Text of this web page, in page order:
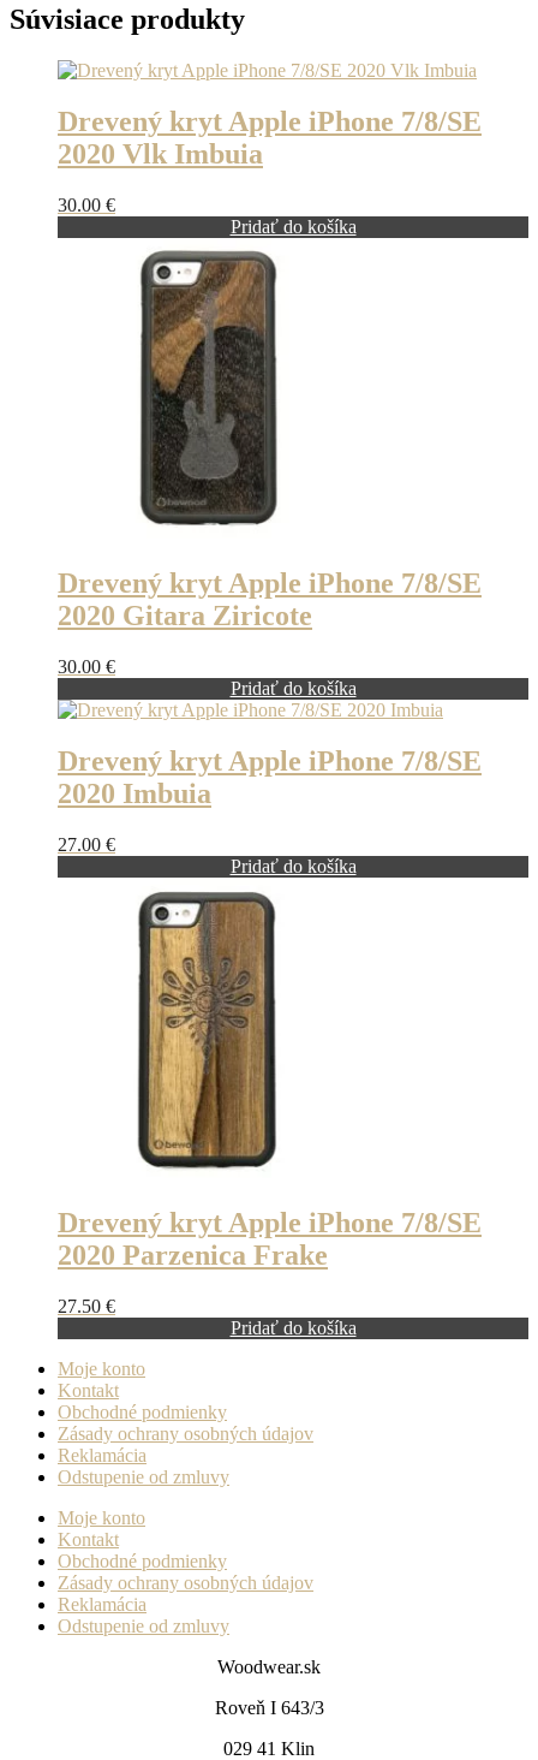
Súvisiace produkty
Drevený kryt Apple iPhone 7/8/SE
2020 Vlk Imbuia
30.00 €
Pridať do košíka
Drevený kryt Apple iPhone 7/8/SE
2020 Gitara Ziricote
30.00 €
Pridať do košíka
Drevený kryt Apple iPhone 7/8/SE
2020 Imbuia
27.00 €
Pridať do košíka
Drevený kryt Apple iPhone 7/8/SE
2020 Parzenica Frake
27.50 €
Pridať do košíka
Moje konto
Kontakt
Obchodné podmienky
Zásady ochrany osobných údajov
Reklamácia
Odstupenie od zmluvy
Moje konto
Kontakt
Obchodné podmienky
Zásady ochrany osobných údajov
Reklamácia
Odstupenie od zmluvy
Woodwear.sk
Roveň I 643/3
029 41 Klin